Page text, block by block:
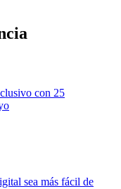
con 25
sea más fácil de